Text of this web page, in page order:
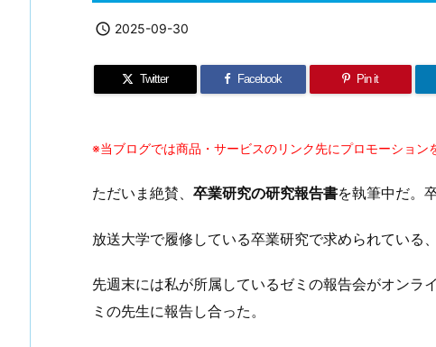
 2025-09-30
Twitter Facebook Pin it
※当ブログでは商品・サービスのリンク先にプロモーション
ただいま絶賛、 卒業研究の研究報告書を執筆中だ。
放送大学で履修している卒業研究で求められている
先週末には私が所属しているゼミの報告会がオンラ
ミの先生に報告し合った。